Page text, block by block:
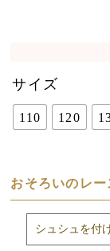
サイズ
110 120
おそろいのレー